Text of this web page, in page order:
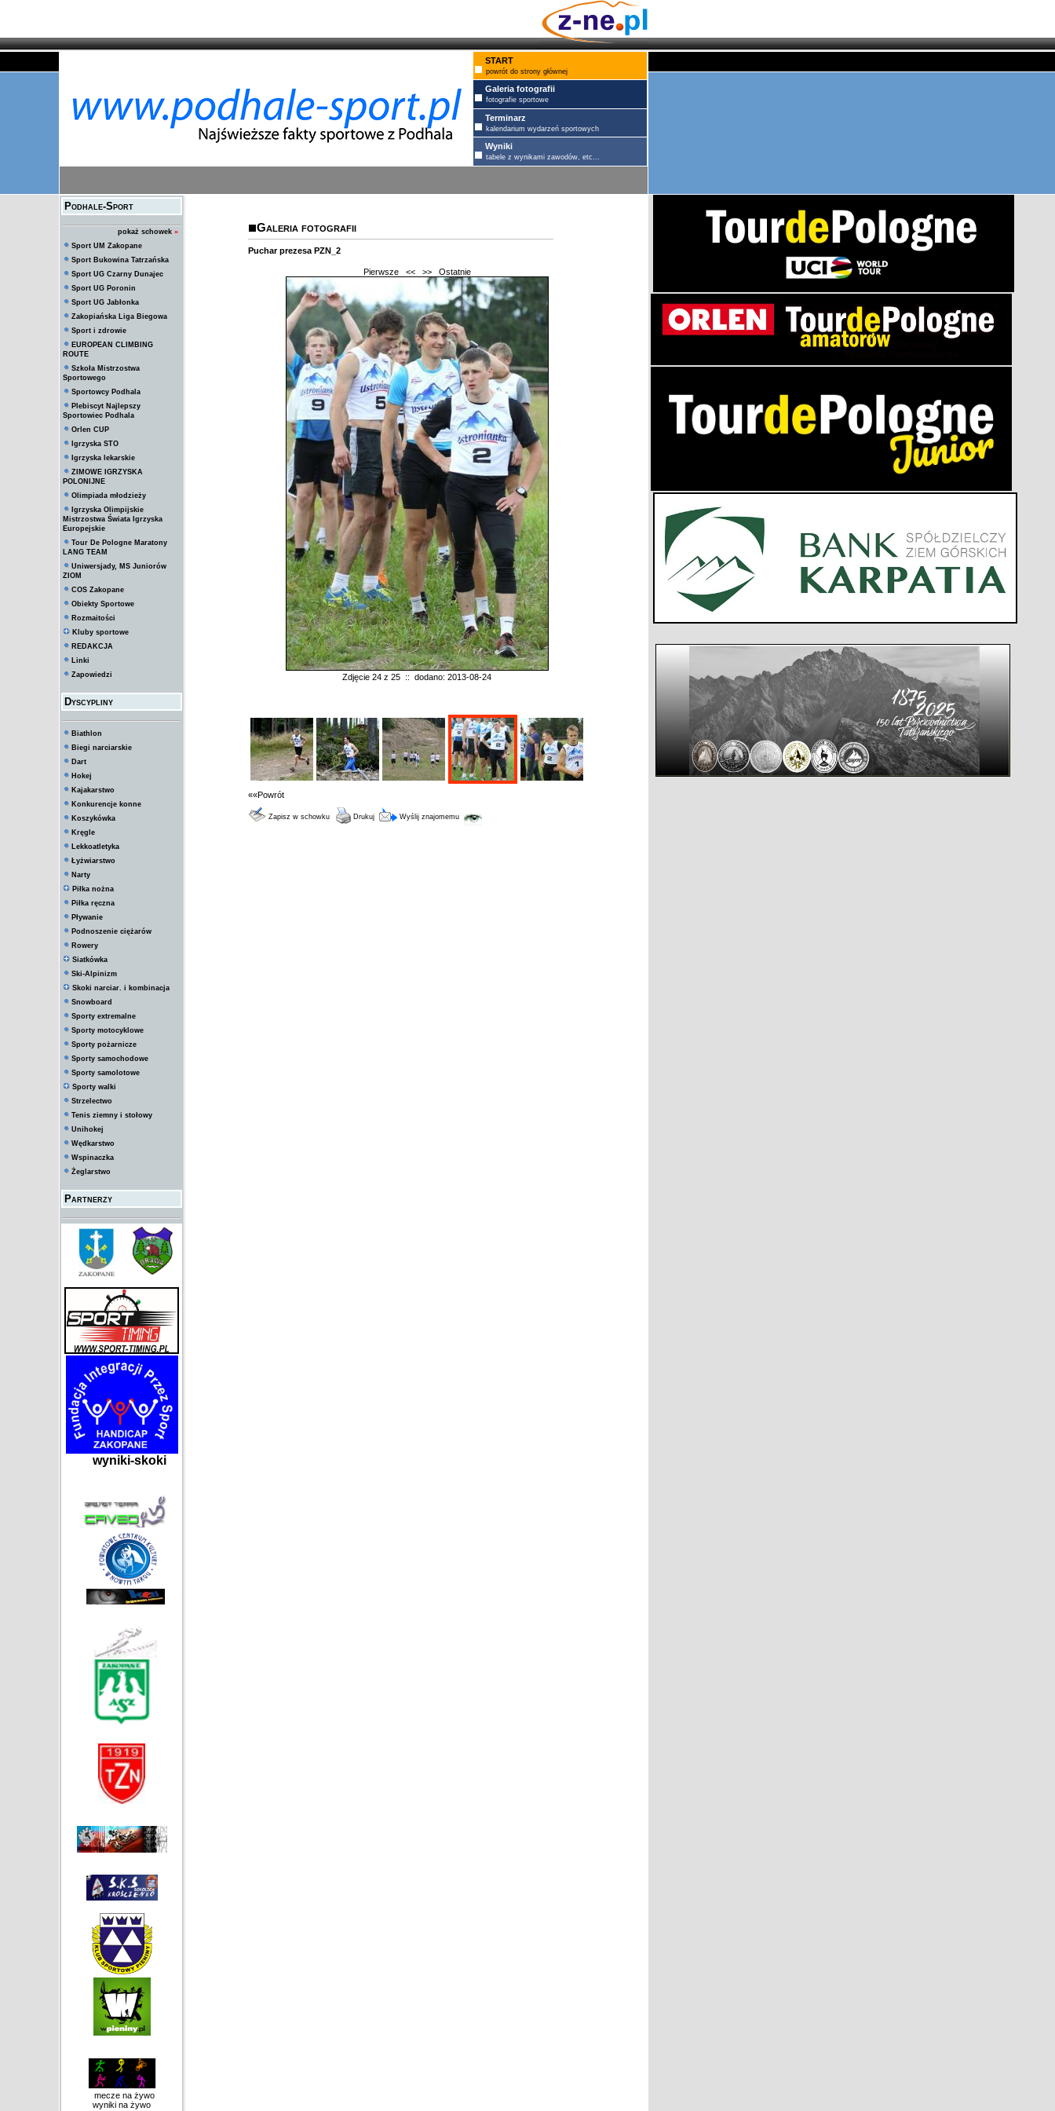
START
powrót do strony głównej
Galeria fotografii
fotografie sportowe
Terminarz
kalendarium wydarzeń sportowych
Wyniki
tabele z wynikami zawodów, etc...
Podhale-Sport
pokaż schowek »
Sport UM Zakopane
Sport Bukowina Tatrzańska
Sport UG Czarny Dunajec
Sport UG Poronin
Sport UG Jabłonka
Zakopiańska Liga Biegowa
Sport i zdrowie
EUROPEAN CLIMBING
ROUTE
Szkoła Mistrzostwa
Sportowego
Sportowcy Podhala
Plebiscyt Najlepszy
Sportowiec Podhala
Orlen CUP
Igrzyska STO
Igrzyska lekarskie
ZIMOWE IGRZYSKA
POLONIJNE
Olimpiada młodzieży
Igrzyska Olimpijskie
Mistrzostwa Świata Igrzyska
Europejskie
Tour De Pologne Maratony
LANG TEAM
Uniwersjady, MS Juniorów
ZIOM
COS Zakopane
Obiekty Sportowe
Rozmaitości
Kluby sportowe
REDAKCJA
Linki
Zapowiedzi
Dyscypliny
Biathlon
Biegi narciarskie
Dart
Hokej
Kajakarstwo
Konkurencje konne
Koszykówka
Kręgle
Lekkoatletyka
Łyżwiarstwo
Narty
Piłka nożna
Piłka ręczna
Pływanie
Podnoszenie ciężarów
Rowery
Siatkówka
Ski-Alpinizm
Skoki narciar. i kombinacja
Snowboard
Sporty extremalne
Sporty motocyklowe
Sporty pożarnicze
Sporty samochodowe
Sporty samolotowe
Sporty walki
Strzelectwo
Tenis ziemny i stołowy
Unihokej
Wędkarstwo
Wspinaczka
Żeglarstwo
Partnerzy
wyniki-skoki
mecze na żywo
wyniki na żywo
Galeria fotografii
Puchar prezesa PZN_2
Pierwsze << >> Ostatnie
Zdjęcie 24 z 25 :: dodano: 2013-08-24
««Powrót
Zapisz w schowku Drukuj Wyślij znajomemu